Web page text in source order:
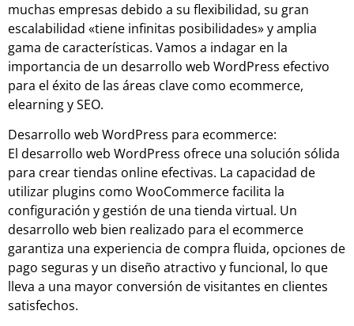
muchas empresas debido a su flexibilidad, su gran
escalabilidad «tiene infinitas posibilidades» y amplia
gama de características. Vamos a indagar en la
importancia de un desarrollo web WordPress efectivo
para el éxito de las áreas clave como ecommerce,
elearning y SEO.
Desarrollo web WordPress para ecommerce:
El desarrollo web WordPress ofrece una solución sólida
para crear tiendas online efectivas. La capacidad de
utilizar plugins como WooCommerce facilita la
configuración y gestión de una tienda virtual. Un
desarrollo web bien realizado para el ecommerce
garantiza una experiencia de compra fluida, opciones de
pago seguras y un diseño atractivo y funcional, lo que
lleva a una mayor conversión de visitantes en clientes
satisfechos.